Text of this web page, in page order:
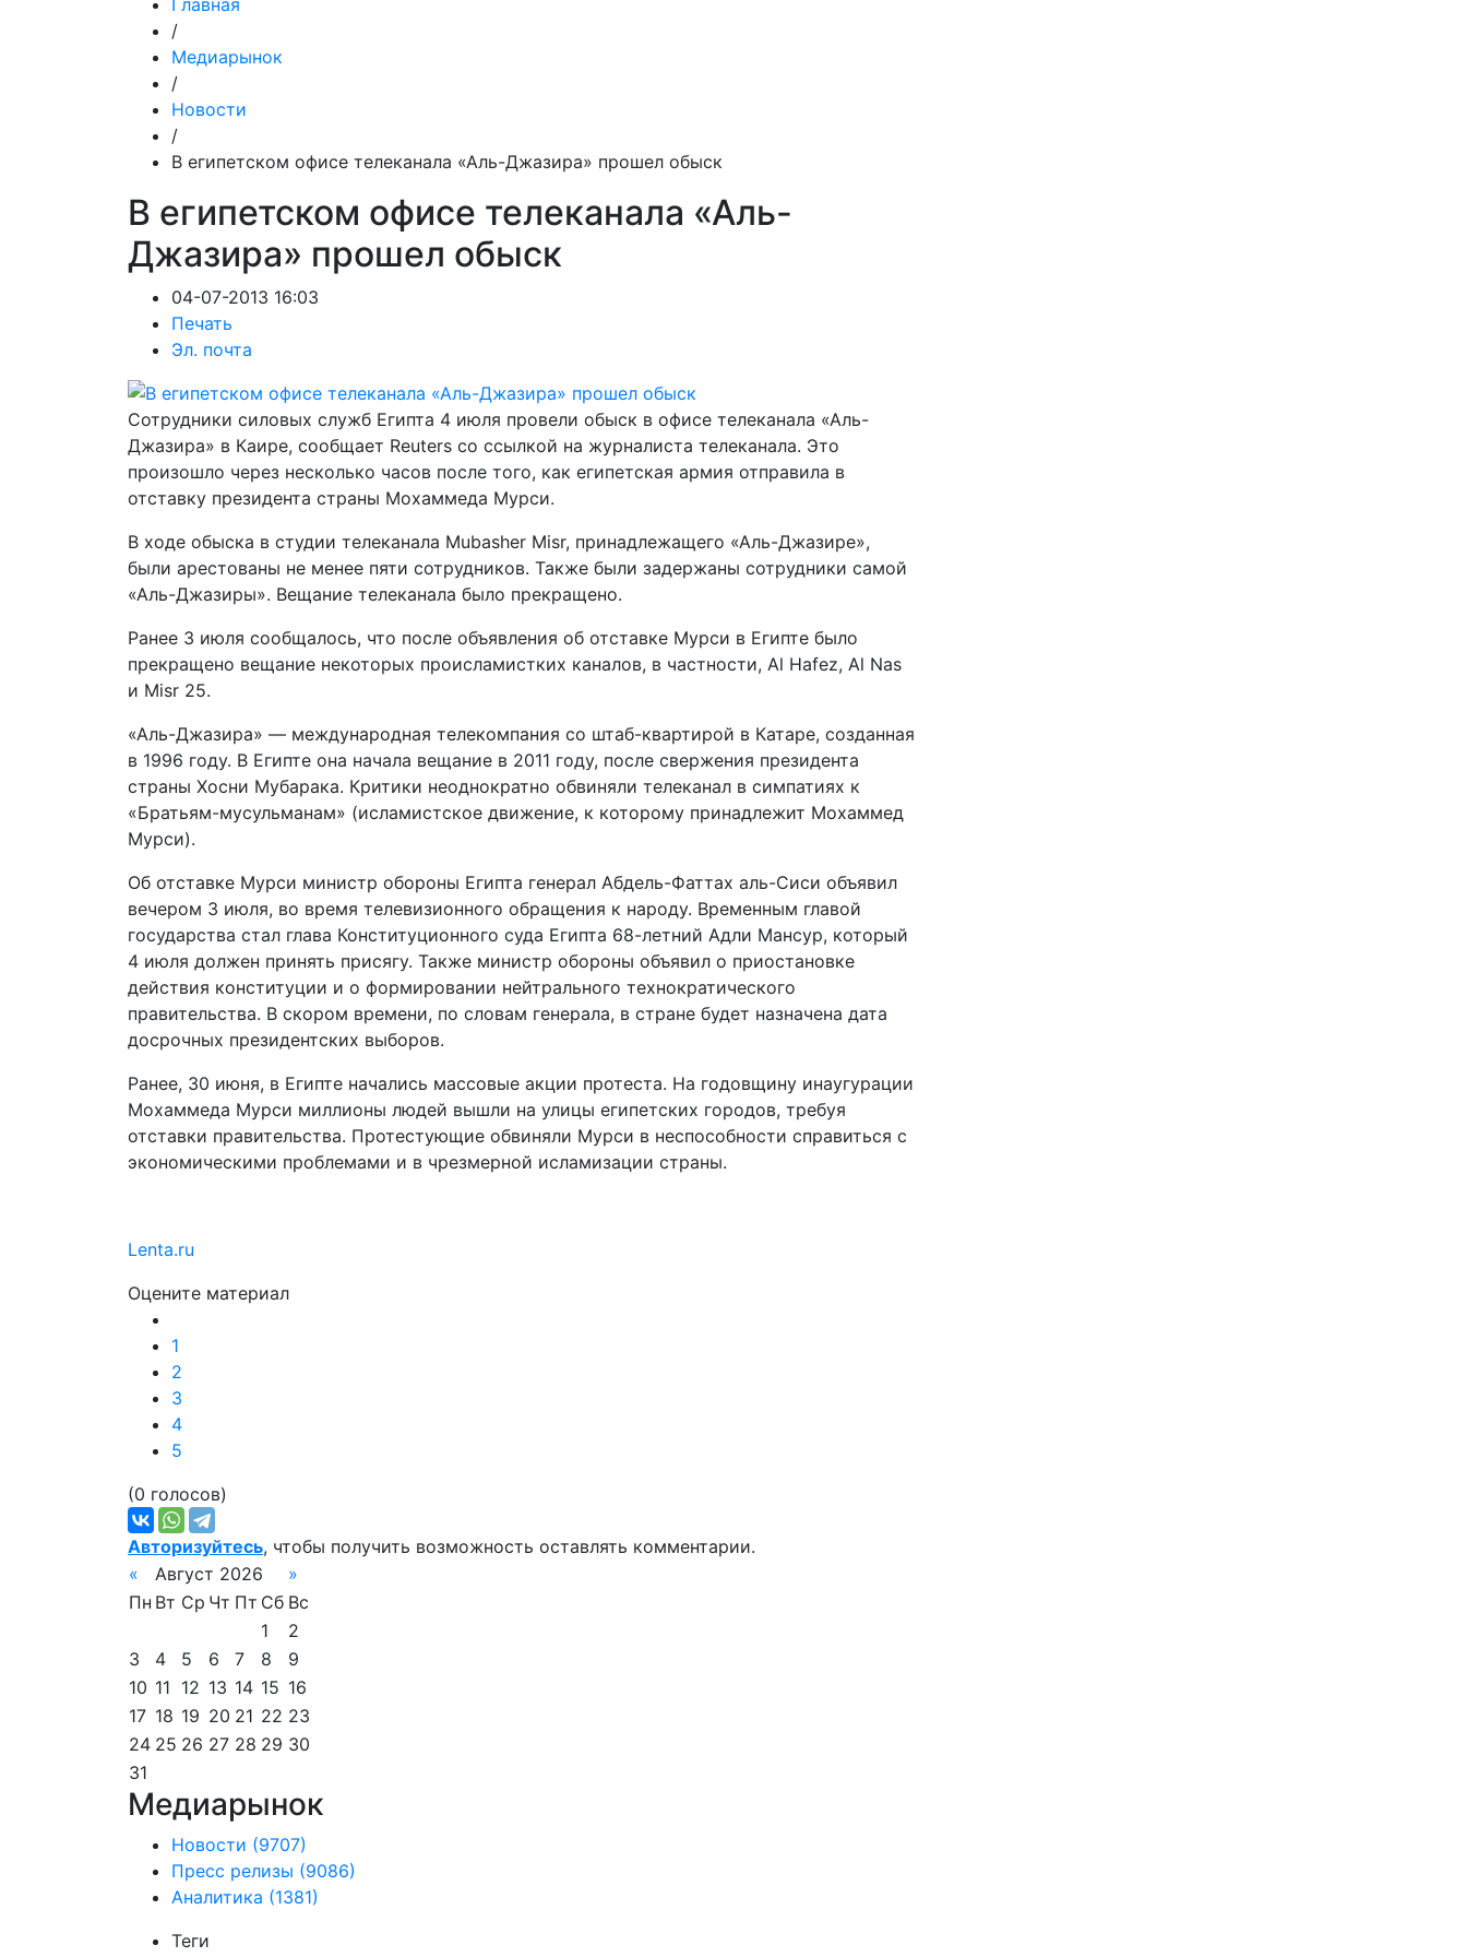
Главная
/
Медиарынок
/
Новости
/
В египетском офисе телеканала «Аль-Джазира» прошел обыск
В египетском офисе телеканала «Аль-
Джазира» прошел обыск
04-07-2013 16:03
Печать
Эл. почта
Сотрудники силовых служб Египта 4 июля провели обыск в офисе телеканала «Аль-
Джазира» в Каире, сообщает Reuters со ссылкой на журналиста телеканала. Это
произошло через несколько часов после того, как египетская армия отправила в
отставку президента страны Мохаммеда Мурси.
В ходе обыска в студии телеканала Mubasher Misr, принадлежащего «Аль-Джазире»,
были арестованы не менее пяти сотрудников. Также были задержаны сотрудники самой
«Аль-Джазиры». Вещание телеканала было прекращено.
Ранее 3 июля сообщалось, что после объявления об отставке Мурси в Египте было
прекращено вещание некоторых происламистких каналов, в частности, Al Hafez, Al Nas
и Misr 25.
«Аль-Джазира» — международная телекомпания со штаб-квартирой в Катаре, созданная
в 1996 году. В Египте она начала вещание в 2011 году, после свержения президента
страны Хосни Мубарака. Критики неоднократно обвиняли телеканал в симпатиях к
«Братьям-мусульманам» (исламистское движение, к которому принадлежит Мохаммед
Мурси).
Об отставке Мурси министр обороны Египта генерал Абдель-Фаттах аль-Сиси объявил
вечером 3 июля, во время телевизионного обращения к народу. Временным главой
государства стал глава Конституционного суда Египта 68-летний Адли Мансур, который
4 июля должен принять присягу. Также министр обороны объявил о приостановке
действия конституции и о формировании нейтрального технократического
правительства. В скором времени, по словам генерала, в стране будет назначена дата
досрочных президентских выборов.
Ранее, 30 июня, в Египте начались массовые акции протеста. На годовщину инаугурации
Мохаммеда Мурси миллионы людей вышли на улицы египетских городов, требуя
отставки правительства. Протестующие обвиняли Мурси в неспособности справиться с
экономическими проблемами и в чрезмерной исламизации страны.
Lenta.ru
Оцените материал
1
2
3
4
5
(0 голосов)
Авторизуйтесь, чтобы получить возможность оставлять комментарии.
«
Август 2026
»
Пн Вт Ср Чт Пт Сб Вс
1
2
3
4 5 6 7 8
9
10 11 12 13 14 15 16
17 18 19 20 21 22 23
24 25 26 27 28 29 30
31
Медиарынок
Новости (9707)
Пресс релизы (9086)
Аналитика (1381)
Теги